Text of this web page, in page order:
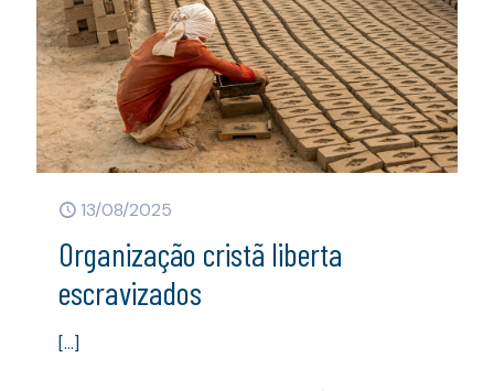
13/08/2025
Organização cristã liberta
escravizados
[…]